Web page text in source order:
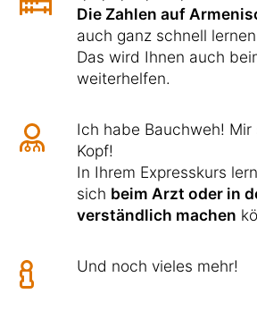
Die Zahlen auf
auch ganz schnell
Das wird Ihnen auch
weiterhelfen.
Ich habe Bauchweh!
Kopf!
In Ihrem Expresskurs
sich beim Arzt oder in
verständlich machen
Und noch vieles mehr!